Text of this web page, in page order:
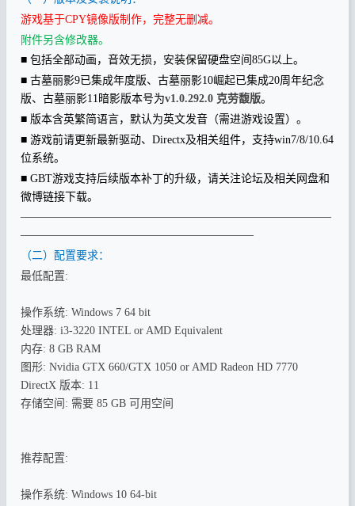
游戏基于CPY镜像版制作，完整无删减。
附件另含修改器。
■ 包括全部动画，音效无损，安装保留硬盘空间85G以上。
■ 古墓丽影9已集成年度版、古墓丽影10崛起已集成20周年纪念
版、古墓丽影11暗影版本号为v1.0.292.0 克劳馥版。
■ 版本含英繁简语言，默认为英文发音（需进游戏设置）。
■ 游戏前请更新最新驱动、Directx及相关组件，支持win7/8/10.64
位系统。
■ GBT游戏支持后续版本补丁的升级，请关注论坛及相关网盘和
微博链接下载。
————————————————————————————
—————————————————————
（二）配置要求：
最低配置:
操作系统: Windows 7 64 bit
处理器: i3-3220 INTEL or AMD Equivalent
内存: 8 GB RAM
图形: Nvidia GTX 660/GTX 1050 or AMD Radeon HD 7770
DirectX 版本: 11
存储空间: 需要 85 GB 可用空间
推荐配置:
操作系统: Windows 10 64-bit